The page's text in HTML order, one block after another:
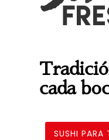
cada
SUSHI PARA